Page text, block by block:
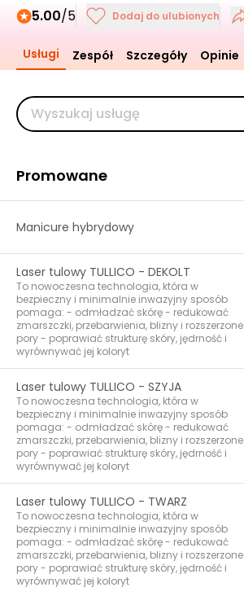
5.00/5 Dodaj do ulubionych
Usługi Zespół Szczegóły Opinie
Promowane
Manicure hybrydowy
Laser tulowy TULLICO - DEKOLT
To nowoczesna technologia, która w
bezpieczny i minimalnie inwazyjny sposób
pomaga: - odmładzać skórę - redukować
zmarszczki, przebarwienia, blizny i rozszerzone
pory - poprawiać strukturę skóry, jędrność i
wyrównywać jej koloryt
Laser tulowy TULLICO - SZYJA
To nowoczesna technologia, która w
bezpieczny i minimalnie inwazyjny sposób
pomaga: - odmładzać skórę - redukować
zmarszczki, przebarwienia, blizny i rozszerzone
pory - poprawiać strukturę skóry, jędrność i
wyrównywać jej koloryt
Laser tulowy TULLICO - TWARZ
To nowoczesna technologia, która w
bezpieczny i minimalnie inwazyjny sposób
pomaga: - odmładzać skórę - redukować
zmarszczki, przebarwienia, blizny i rozszerzone
pory - poprawiać strukturę skóry, jędrność i
wyrównywać jej koloryt